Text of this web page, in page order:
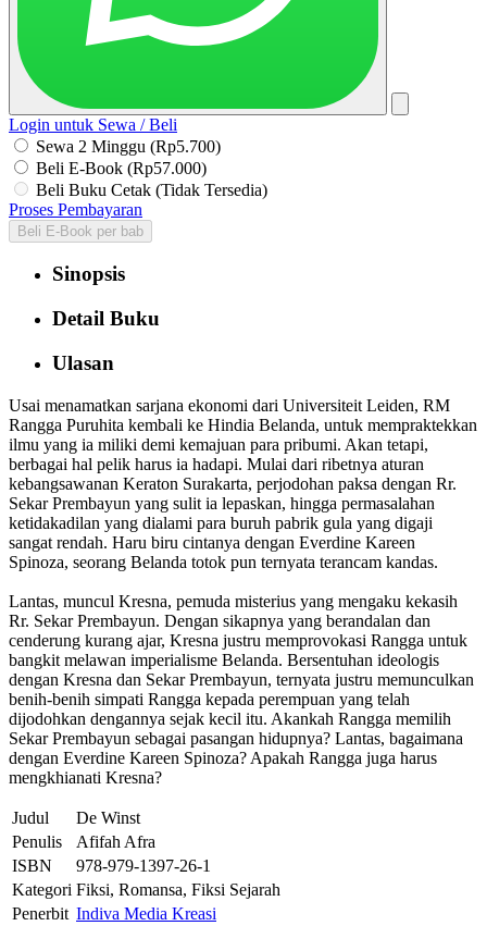
Login untuk Sewa / Beli
Sewa 2 Minggu (Rp5.700)
Beli E-Book (Rp57.000)
Beli Buku Cetak (Tidak Tersedia)
Proses Pembayaran
Beli E-Book per bab
Sinopsis
Detail Buku
Ulasan
Usai menamatkan sarjana ekonomi dari Universiteit Leiden, RM
Rangga Puruhita kembali ke Hindia Belanda, untuk mempraktekkan
ilmu yang ia miliki demi kemajuan para pribumi. Akan tetapi,
berbagai hal pelik harus ia hadapi. Mulai dari ribetnya aturan
kebangsawanan Keraton Surakarta, perjodohan paksa dengan Rr.
Sekar Prembayun yang sulit ia lepaskan, hingga permasalahan
ketidakadilan yang dialami para buruh pabrik gula yang digaji
sangat rendah. Haru biru cintanya dengan Everdine Kareen
Spinoza, seorang Belanda totok pun ternyata terancam kandas.
Lantas, muncul Kresna, pemuda misterius yang mengaku kekasih
Rr. Sekar Prembayun. Dengan sikapnya yang berandalan dan
cenderung kurang ajar, Kresna justru memprovokasi Rangga untuk
bangkit melawan imperialisme Belanda. Bersentuhan ideologis
dengan Kresna dan Sekar Prembayun, ternyata justru memunculkan
benih-benih simpati Rangga kepada perempuan yang telah
dijodohkan dengannya sejak kecil itu. Akankah Rangga memilih
Sekar Prembayun sebagai pasangan hidupnya? Lantas, bagaimana
dengan Everdine Kareen Spinoza? Apakah Rangga juga harus
mengkhianati Kresna?
Judul
De Winst
Penulis
Afifah Afra
ISBN
978-979-1397-26-1
Kategori Fiksi, Romansa, Fiksi Sejarah
Penerbit Indiva Media Kreasi